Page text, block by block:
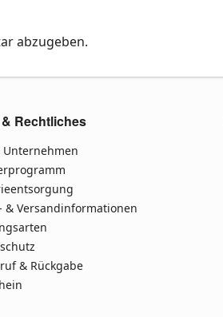
abzugeben.
Rechtliches
Unternehmen
& Versandinformationen
& Rückgabe